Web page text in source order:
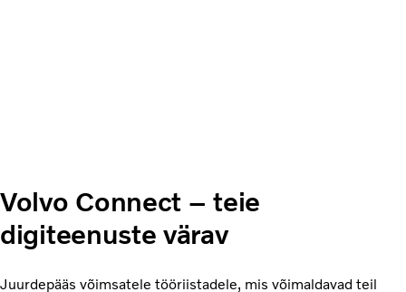
Volvo Connect – teie
digiteenuste värav
Juurdepääs võimsatele tööriistadele, mis võimaldavad teil